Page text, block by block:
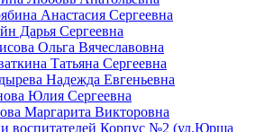
Анастасия Сергеевна
Дарья Сергеевна
Ольга Вячеславовна
Татьяна Сергеевна
Надежда Евгеньевна
Юлия Сергеевна
Маргарита Викторовна
воспитателей Корпус №2 (ул.Юрша